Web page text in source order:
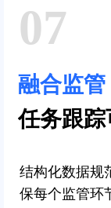
结构化数据规
保每个监管环
07
融合监管
任务跟